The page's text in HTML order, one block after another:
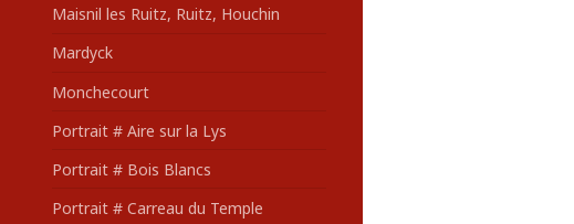
Maisnil les Ruitz, Ruitz, Houchin
Mardyck
Monchecourt
Portrait # Aire sur la Lys
Portrait # Bois Blancs
Portrait # Carreau du Temple